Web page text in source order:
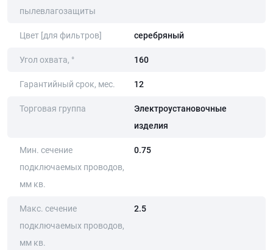
пылевлагозащиты
Цвет [для фильтров] серебряный
Угол охвата, ° 160
Гарантийный срок, мес. 12
Торговая группа
Электроустановочные
изделия
Мин. сечение
подключаемых проводов,
мм кв.
0.75
Макс. сечение
подключаемых проводов,
мм кв.
2.5